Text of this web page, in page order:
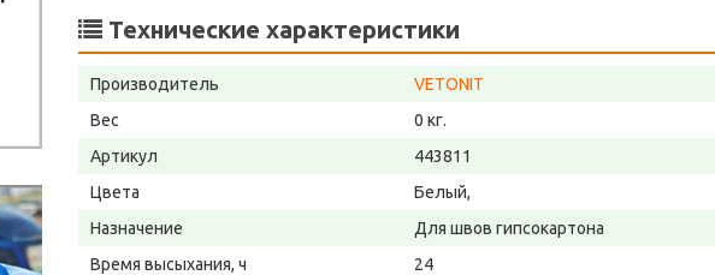
Технические характеристики
Производитель
VETONIT
Вес
0 кг.
Артикул
443811
Цвета
Белый,
Назначение
Для швов гипсокартона
Время высыхания, ч
24